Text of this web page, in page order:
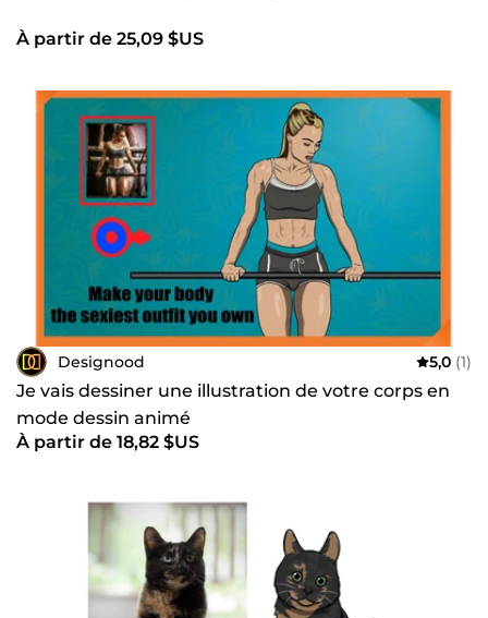
À partir de 25,09 $US
Designood 5,0 (1)
Je vais dessiner une illustration de votre corps en
mode dessin animé
À partir de 18,82 $US